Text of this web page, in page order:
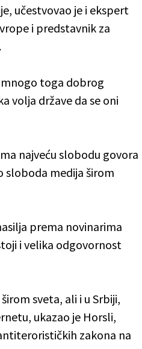
učestvovao je i ekspert
i predstavnik za
mnogo toga dobrog
volja države da se oni
najveću slobodu govora
sloboda medija širom
prema novinarima
i velika odgovornost
sveta, ali i u Srbiji,
ukazao je Horsli,
zakona na